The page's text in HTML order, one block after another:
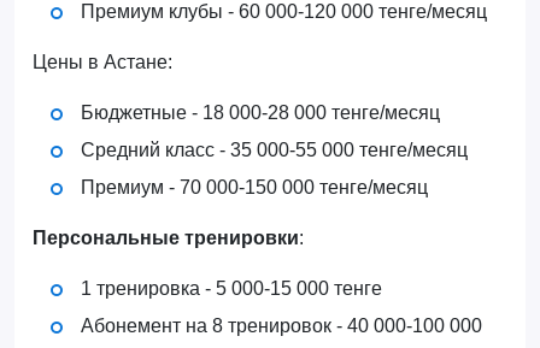
Премиум клубы - 60 000-120 000 тенге/месяц
Цены в Астане:
Бюджетные - 18 000-28 000 тенге/месяц
Средний класс - 35 000-55 000 тенге/месяц
Премиум - 70 000-150 000 тенге/месяц
Персональные тренировки:
1 тренировка - 5 000-15 000 тенге
Абонемент на 8 тренировок - 40 000-100 000